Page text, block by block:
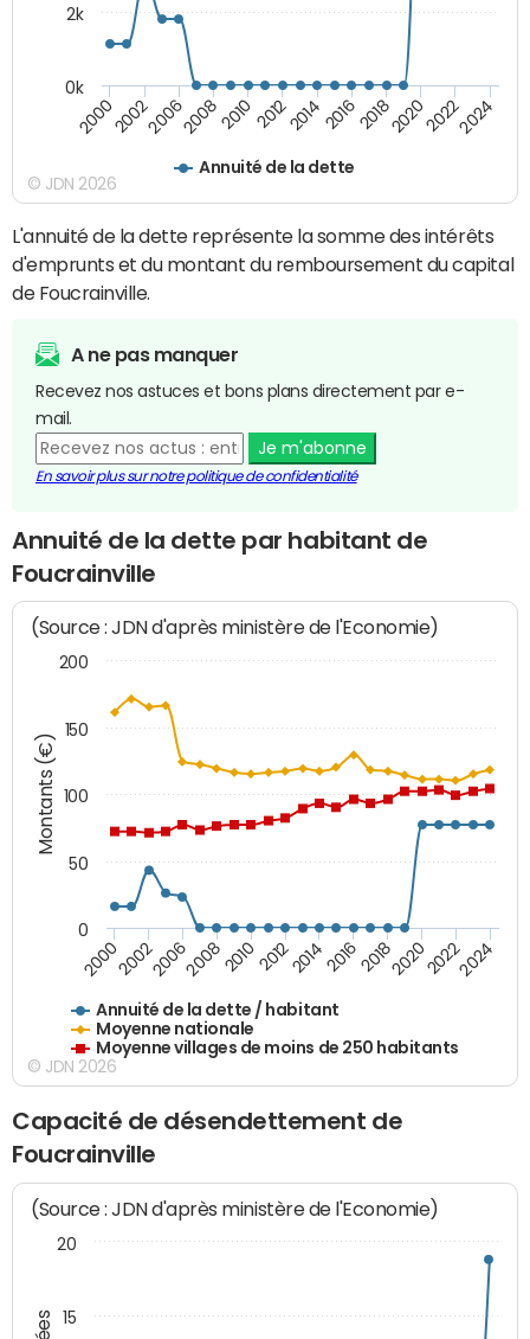
Annuité de la dette
20002002200620082010 2012201420162018202020222024
0k
2k
© JDN 2026
L'annuité de la dette représente la somme des intérêts
d'emprunts et du montant du remboursement du capital
de Foucrainville.
A ne pas manquer
Recevez nos astuces et bons plans directement par e-
mail.
Je m'abonne
En savoir plus sur notre politique de confidentialité
Annuité de la dette par habitant de
Foucrainville
Montants (€)
(Source : JDN d'après ministère de l'Economie)
Annuité de la dette / habitant
Moyenne nationale
Moyenne villages de moins de 250 habitants
200020022006200820102012201420162018202020222024
0
50
100
150
200
© JDN 2026
Capacité de désendettement de
Foucrainville
(Source : JDN d'après ministère de l'Economie)
15
20